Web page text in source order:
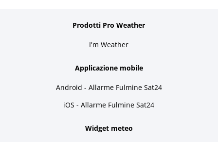
Prodotti Pro Weather
I'm Weather
Applicazione mobile
Android - Allarme Fulmine Sat24
iOS - Allarme Fulmine Sat24
Widget meteo